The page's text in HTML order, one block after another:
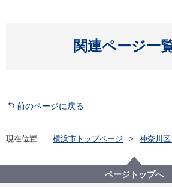
関連ページ一
開く
前のページに戻る
現在位置 横浜市トップページ
神奈川
六角橋六丁目公園（ろっかくばし
ん）
ページトップへ